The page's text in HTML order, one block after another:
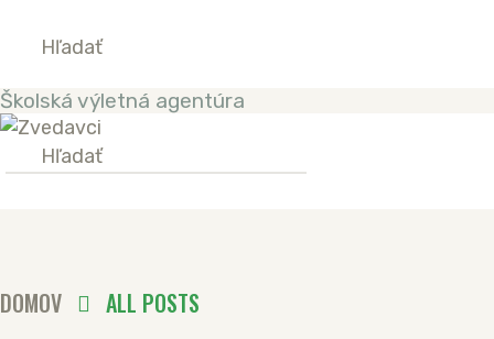
Školská výletná agentúra
DOMOV ALL POSTS